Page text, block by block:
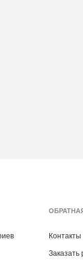
Контакты
Заказать